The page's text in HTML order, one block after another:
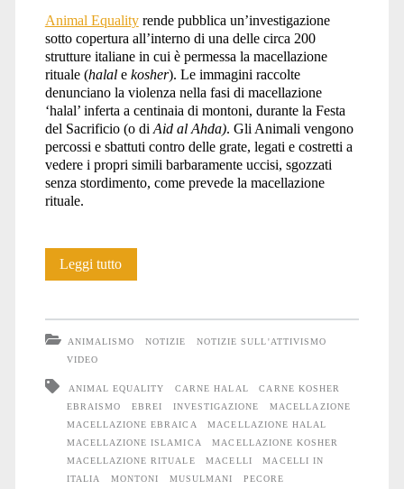
Animal Equalityrende pubblica un’investigazione
sotto copertura all’interno di una delle circa 200
strutture italiane in cui è permessa la macellazione
rituale (halale kosher). Le immagini raccolte
denunciano la violenza nella fasi di macellazione
‘halal’ inferta a centinaia di montoni, durante la Festa
del Sacrificio (o di Aid al Ahda). Gli Animali vengono
percossi e sbattuti contro delle grate, legati e costretti a
vedere i propri simili barbaramente uccisi, sgozzati
senza stordimento, come prevede la macellazione
rituale.
Leggi tuttoCrudeltà
ANIMALISMO NOTIZIE
NOTIZIE SULL'ATTIVISMO
VIDEO
ANIMAL EQUALITY CARNE HALAL
CARNE KOSHER
EBRAISMO
EBREI INVESTIGAZIONE
MACELLAZIONE
MACELLAZIONE EBRAICA
MACELLAZIONE HALAL
MACELLAZIONE ISLAMICA
MACELLAZIONE KOSHER
MACELLAZIONE RITUALE
MACELLI
MACELLI IN
ITALIA
MONTONI MUSULMANI
PECORE